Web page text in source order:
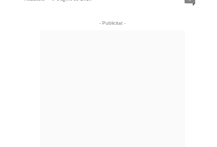
- Publicitat -